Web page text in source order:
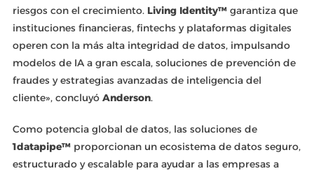
riesgos con el crecimiento. Living Identity™garantiza que
instituciones financieras, fintechs y plataformas digitales
operen con la más alta integridad de datos, impulsando
modelos de IA a gran escala, soluciones de prevención de
fraudes y estrategias avanzadas de inteligencia del
cliente», concluyó Anderson.
Como potencia global de datos, las soluciones de
1datapipe™proporcionan un ecosistema de datos seguro,
estructurado y escalable para ayudar a las empresas a